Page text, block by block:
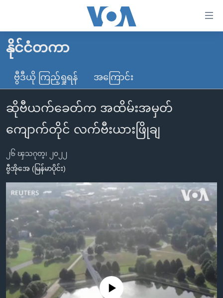
လွယ်ကူ
စေ
သည့်
Link
များ
ပင်မ
သို့
ကျော်
ညွန်း
စာမျက်နှာ
သို့
ကျော်
ကြည့်
မူလစာမျက်နှာ
မြန်မာ
ကမ္ဘာ့သတင်းများ
နိုင်ငံတကာ
အမေရိကန်
အစ္စရေး-ပါလက်စတိုင်း
ဗွီဒီယို
သတင်းလွတ်လပ်ခွင့်
ရပ်ဝန်းတခု လမ်းတခု အလွန်
အင်္ဂလိပ်စာလေ့လာမယ်
မကြေးမုံရဲ့ အင်္ဂလိပ်စာ
ရုပ်ရှင်ထဲက အင်္ဂလိပ်စာ
သုတပဒေသာ အင်္ဂလိပ်စာ
ရေဒီယို
ရေဒီယိုနှင့်ရုပ်သံ အချက်အလက်များ
ရေဒီယို/တီဗွီအစီအစဉ်
Learning English
ဗွီအိုအေ လူမှုကွန်ယက်များ
နိုင်ငံတကာ
ဗွီဒီယို ကြည့်ရှုရန် အကြောင်း
ဆိုဗီယက်ခေတ်က အထိမ်းအမှတ်
ကျောက်တိုင် လက်ဗီးယားဖြိုချ
၂၆ ၾသဂုတ္၊ ၂၀၂၂
ဗွီအိုအေ (မြန်မာပိုင်း)
No media source currently available